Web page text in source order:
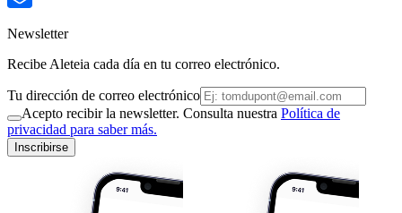
Newsletter
Recibe Aleteia cada día en tu correo electrónico.
Tu dirección de correo electrónico
Acepto recibir la newsletter. Consulta nuestra Política de
privacidad para saber más.
Inscribirse